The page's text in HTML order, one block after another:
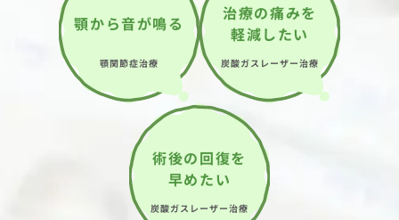
顎から音が鳴る
顎関節症治療
治療の痛みを
軽減したい
炭酸ガスレーザー治療
術後の回復を
早めたい
炭酸ガスレーザー治療